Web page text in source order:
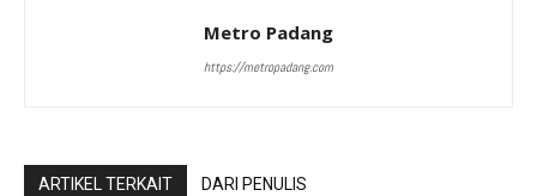
Metro Padang
https://metropadang.com
ARTIKEL TERKAIT DARI PENULIS